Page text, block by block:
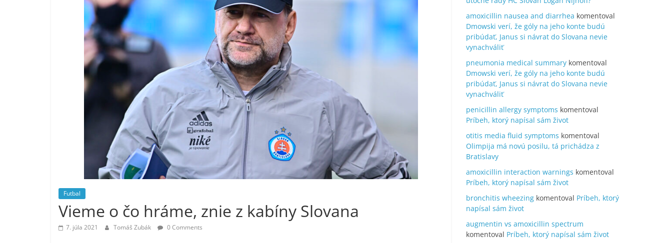
Futbal
Vieme o čo hráme, znie z kabíny Slovana
7. júla 2021 Tomáš Zubák 0 Comments
amoxicillin nausea and diarrhea komentoval
Dmowski verí, že góly na jeho konte budú
pribúdať, Janus si návrat do Slovana nevie
vynachváliť
pneumonia medical summary komentoval
Dmowski verí, že góly na jeho konte budú
pribúdať, Janus si návrat do Slovana nevie
vynachváliť
penicillin allergy symptoms komentoval
Príbeh, ktorý napísal sám život
otitis media fluid symptoms komentoval
Olimpija má novú posilu, tá prichádza z
Bratislavy
amoxicillin interaction warnings komentoval
Príbeh, ktorý napísal sám život
bronchitis wheezing komentoval Príbeh, ktorý
napísal sám život
augmentin vs amoxicillin spectrum
komentoval Príbeh, ktorý napísal sám život